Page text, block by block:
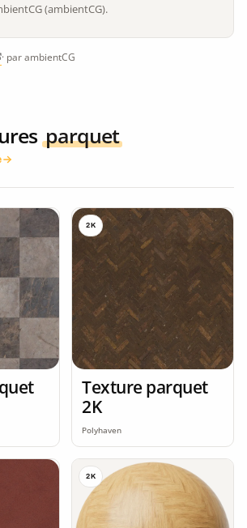
(ambientCG).
· par ambientCG
parquet
2K
Texture parquet
2K
Polyhaven
2K